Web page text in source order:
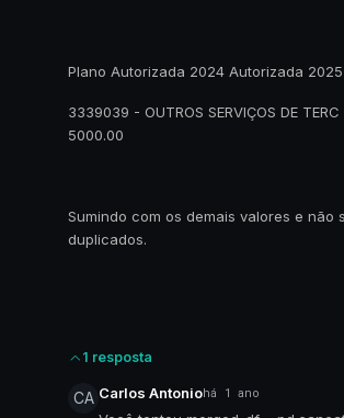
Plano Autorizada 2024 Autorizada 2025
3339039 - OUTROS SERVIÇOS DE
5000.00
Sumindo com os demais valores e não
duplicados.
1 resposta
CA Carlos Antoniohá 1 ano